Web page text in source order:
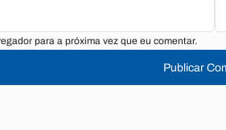
para a próxima vez que eu comentar.
Publicar